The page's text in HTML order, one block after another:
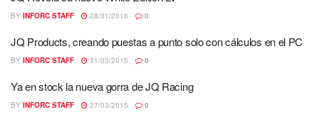
BY INFORC STAFF 28/01/2016 0
JQ Products, creando puestas a punto solo con cálculos en el PC
BY INFORC STAFF 31/03/2015 0
Ya en stock la nueva gorra de JQ Racing
BY INFORC STAFF 27/03/2015 0